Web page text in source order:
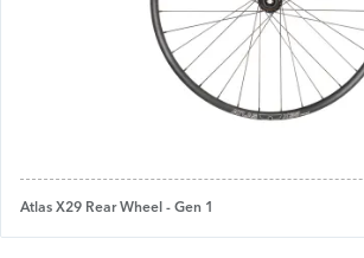
Atlas X29 Rear Wheel - Gen 1